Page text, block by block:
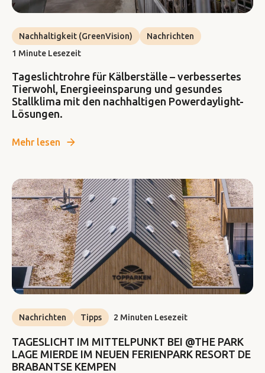
Nachhaltigkeit (GreenVision)
Nachrichten
1 Minute Lesezeit
Tageslichtrohre für Kälberställe – verbessertes
Tierwohl, Energieeinsparung und gesundes
Stallklima mit den nachhaltigen Powerdaylight-
Lösungen.
Mehr lesen
Nachrichten Tipps 2 Minuten Lesezeit
TAGESLICHT IM MITTELPUNKT BEI @THE PARK
LAGE MIERDE IM NEUEN FERIENPARK RESORT DE
BRABANTSE KEMPEN